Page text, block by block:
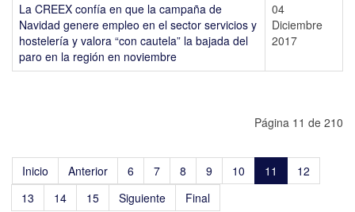
La CREEX confía en que la campaña de
Navidad genere empleo en el sector servicios y
hostelería y valora “con cautela” la bajada del
paro en la región en noviembre
04
Diciembre
2017
Página 11 de 210
Inicio Anterior 6 7 8 9 10 11
12
13
14 15 Siguiente Final